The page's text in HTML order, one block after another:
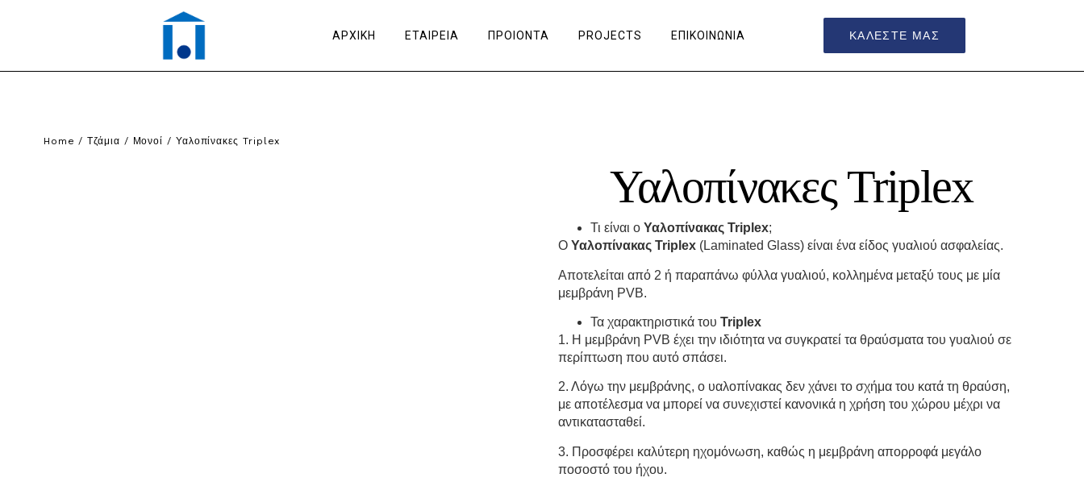
ΑΡΧΙΚΗ ΕΤΑΙΡΕΙΑ ΠΡΟΙΟΝΤΑ PROJECTS ΕΠΙΚΟΙΝΩΝΙΑ ΚΑΛΕΣΤΕ ΜΑΣ
Home /Τζάμια / Μονοί / Υαλοπίνακες Triplex
Υαλοπίνακες Triplex
Τι είναι ο Υαλοπίνακας Triplex;
O Υαλοπίνακας Triplex (Laminated Glass) είναι ένα είδος γυαλιού ασφαλείας.
Αποτελείται από 2 ή παραπάνω φύλλα γυαλιού, κολλημένα μεταξύ τους με μία
μεμβράνη PVB.
Τα χαρακτηριστικά του Triplex
1. Η μεμβράνη PVB έχει την ιδιότητα να συγκρατεί τα θραύσματα του γυαλιού σε
περίπτωση που αυτό σπάσει.
2. Λόγω την μεμβράνης, ο υαλοπίνακας δεν χάνει το σχήμα του κατά τη θραύση,
με αποτέλεσμα να μπορεί να συνεχιστεί κανονικά η χρήση του χώρου μέχρι να
αντικατασταθεί.
3. Προσφέρει καλύτερη ηχομόνωση, καθώς η μεμβράνη απορροφά μεγάλο
ποσοστό του ήχου.